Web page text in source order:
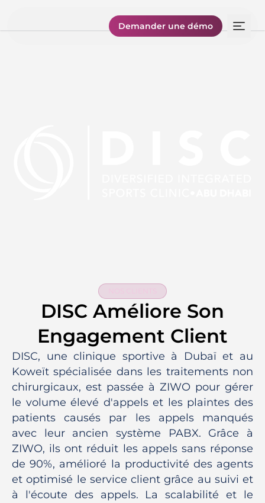
Demander une démo
DISC Améliore Son
Engagement Client
DISC, une clinique sportive à Dubaï et au
Koweït spécialisée dans les traitements non
chirurgicaux, est passée à ZIWO pour gérer
le volume élevé d'appels et les plaintes des
patients causés par les appels manqués
avec leur ancien système PABX. Grâce à
ZIWO, ils ont réduit les appels sans réponse
de 90%, amélioré la productivité des agents
et optimisé le service client grâce au suivi et
à l'écoute des appels. La scalabilité et le